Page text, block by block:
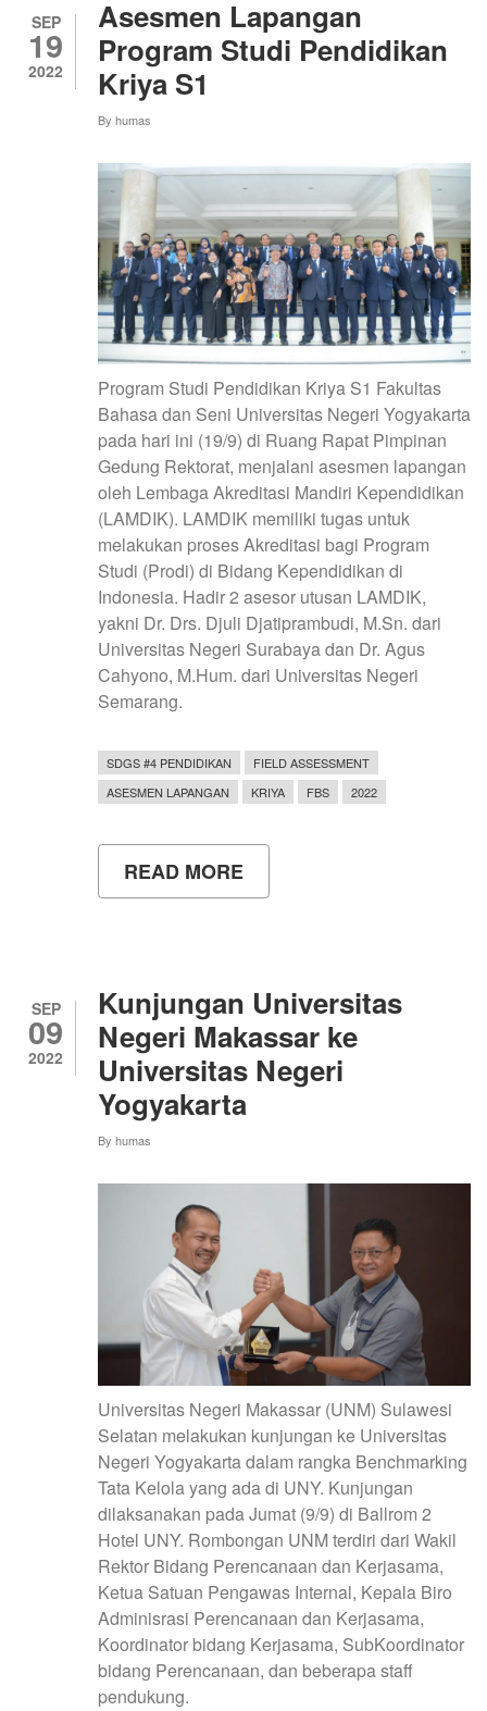
SEP
19
2022
Asesmen Lapangan
Program Studi Pendidikan
Kriya S1
By humas
Program Studi Pendidikan Kriya S1 Fakultas
Bahasa dan Seni Universitas Negeri Yogyakarta
pada hari ini (19/9) di Ruang Rapat Pimpinan
Gedung Rektorat, menjalani asesmen lapangan
oleh Lembaga Akreditasi Mandiri Kependidikan
(LAMDIK). LAMDIK memiliki tugas untuk
melakukan proses Akreditasi bagi Program
Studi (Prodi) di Bidang Kependidikan di
Indonesia. Hadir 2 asesor utusan LAMDIK,
yakni Dr. Drs. Djuli Djatiprambudi, M.Sn. dari
Universitas Negeri Surabaya dan Dr. Agus
Cahyono, M.Hum. dari Universitas Negeri
Semarang.
SDGS #4 PENDIDIKAN
FIELD ASSESSMENT
ASESMEN LAPANGAN
KRIYA FBS 2022
READ MORE
ASESMEN
KRIYA
S1
SEP
09
2022
Kunjungan Universitas
Negeri Makassar ke
Universitas Negeri
Yogyakarta
By humas
Universitas Negeri Makassar (UNM) Sulawesi
Selatan melakukan kunjungan ke Universitas
Negeri Yogyakarta dalam rangka Benchmarking
Tata Kelola yang ada di UNY. Kunjungan
dilaksanakan pada Jumat (9/9) di Ballrom 2
Hotel UNY. Rombongan UNM terdiri dari Wakil
Rektor Bidang Perencanaan dan Kerjasama,
Ketua Satuan Pengawas Internal, Kepala Biro
Adminisrasi Perencanaan dan Kerjasama,
Koordinator bidang Kerjasama, SubKoordinator
bidang Perencanaan, dan beberapa staff
pendukung.